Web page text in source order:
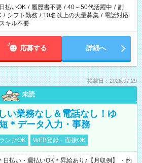
日払いOK / 履歴書不要 / 40～50代活躍中 / 副
/ シフト勤務 / 10名以上の大量募集 / 電話対応
キル不要
応募する 詳細へ
掲載日：2026.07.29
未読
い業務なし＆電話なし！ゆ
＊データ入力・事務
ンクOK WEB登録・面接OK
払い・週払いOK＊昇給あり♪【月収例】 ・約